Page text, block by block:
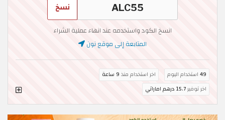
نسخ
انسخ الكود واستخدمه عند انهاء عملية الشراء
المتابعة إلى موقع نون
49 استخدام اليوم اخر استخدام منذ 9 ساعة
اخر توفير15.7 درهم اماراتي